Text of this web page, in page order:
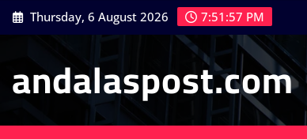
Skip
to
Thursday, 6 August 2026 7:51:58 PM
andalaspost.com